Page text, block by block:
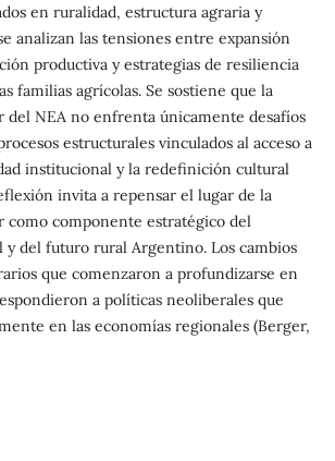
en ruralidad, estructura agraria y
analizan las tensiones entre expansión
productiva y estrategias de resiliencia
familias agrícolas. Se sostiene que la
del NEA no enfrenta únicamente desafíos
estructurales vinculados al acceso a
institucional y la redefinición cultural
invita a repensar el lugar de la
como componente estratégico del
y del futuro rural Argentino. Los cambios
que comenzaron a profundizarse en
a políticas neoliberales que
en las economías regionales (Berger,